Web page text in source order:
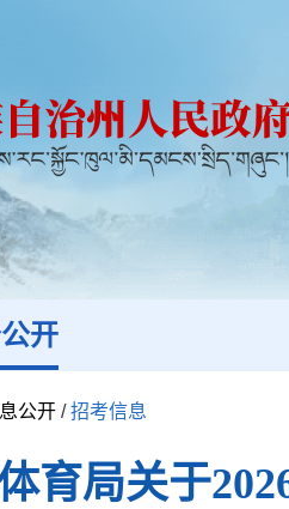
开
公开 /招考信息
育局关于